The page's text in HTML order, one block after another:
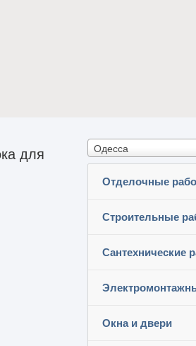
Одесса
Отделочные
Строительные
Сантехнические
Окна и двери
для